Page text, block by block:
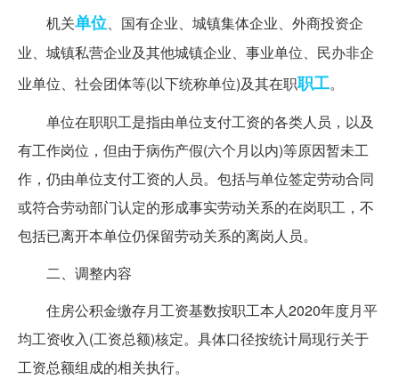
机关单位、国有企业、城镇集体企业、外商投资企
业、城镇私营企业及其他城镇企业、事业单位、民办非企
业单位、社会团体等(以下统称单位)及其在职职工。
单位在职职工是指由单位支付工资的各类人员，以及
有工作岗位，但由于病伤产假(六个月以内)等原因暂未工
作，仍由单位支付工资的人员。包括与单位签定劳动合同
或符合劳动部门认定的形成事实劳动关系的在岗职工，不
包括已离开本单位仍保留劳动关系的离岗人员。
二、调整内容
住房公积金缴存月工资基数按职工本人2020年度月平
均工资收入(工资总额)核定。具体口径按统计局现行关于
工资总额组成的相关执行。